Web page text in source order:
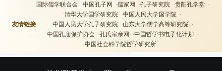
友情链接
国际儒学联合会 中国孔子网 儒家网 孔子研究院
贵阳孔学堂
清华大学国学研究院
中国人民大学国学院
中国人民大学孔子研究院
山东大学儒学高等研究院
中国孔庙保护协会
孔氏宗亲网
中国哲学书电子化计划
中国社会科学院哲学研究所